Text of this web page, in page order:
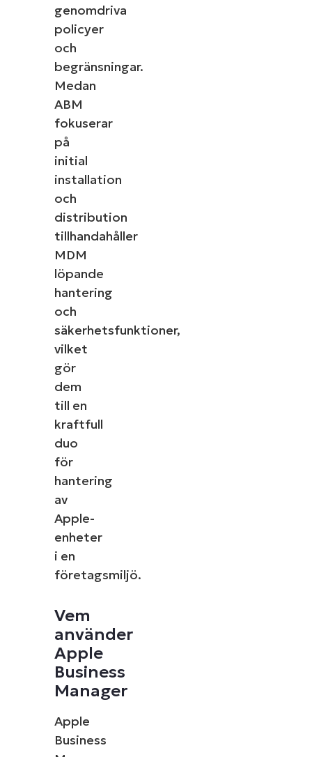
genomdriva
policyer
och
begränsningar.
Medan
ABM
fokuserar
på
initial
installation
och
distribution
tillhandahåller
MDM
löpande
hantering
och
säkerhetsfunktioner,
vilket
gör
dem
till en
kraftfull
duo
för
hantering
av
Apple-
enheter
i en
företagsmiljö.
Vem
använder
Apple
Business
Manager
Apple
Business